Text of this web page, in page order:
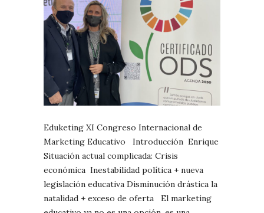
Eduketing XI Congreso Internacional de
Marketing Educativo Introducción Enrique
Situación actual complicada: Crisis
económica Inestabilidad política + nueva
legislación educativa Disminución drástica la
natalidad + exceso de oferta El marketing